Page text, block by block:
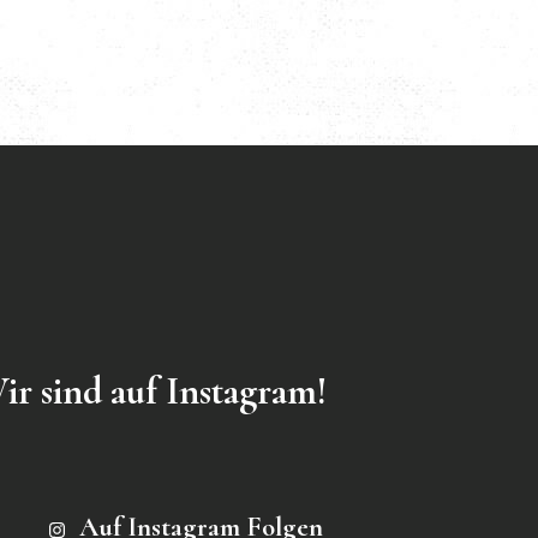
sind auf Instagram!
Auf Instagram Folgen